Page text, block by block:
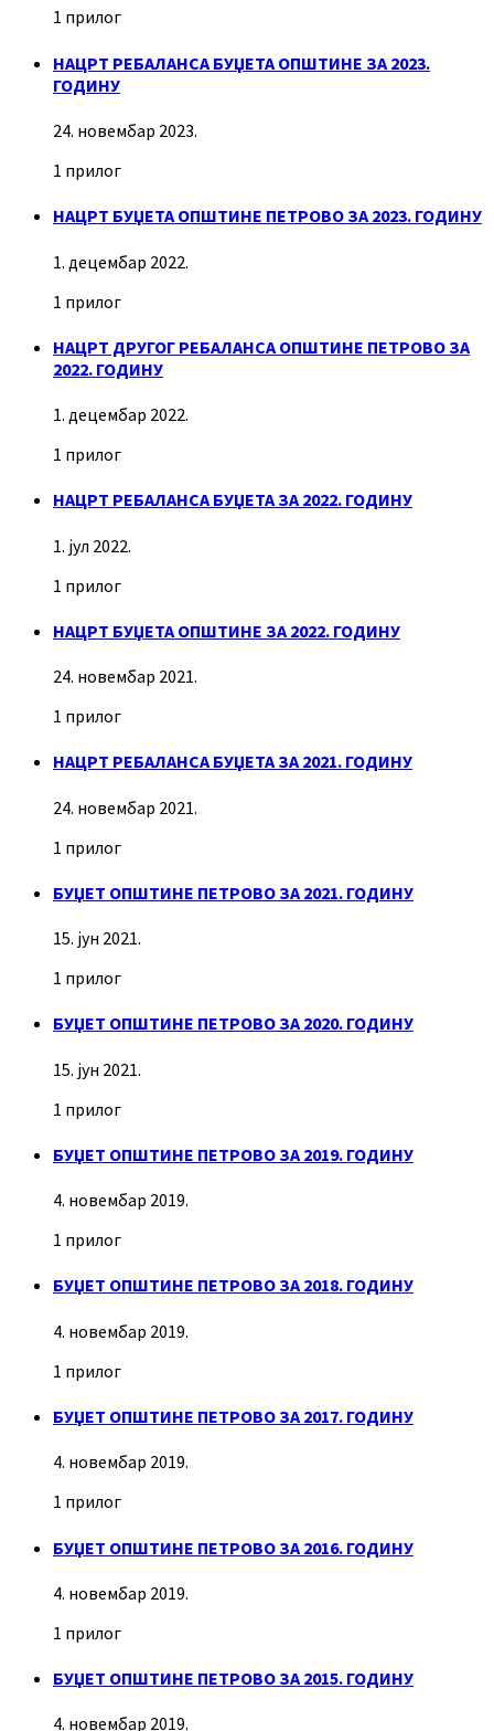
1 прилог
НАЦРТ РЕБАЛАНСА БУЏЕТА ОПШТИНЕ ЗА 2023.
ГОДИНУ
24. новембар 2023.
1 прилог
НАЦРТ БУЏЕТА ОПШТИНЕ ПЕТРОВО ЗА 2023. ГОДИНУ
1. децембар 2022.
1 прилог
НАЦРТ ДРУГОГ РЕБАЛАНСА ОПШТИНЕ ПЕТРОВО ЗА
2022. ГОДИНУ
1. децембар 2022.
1 прилог
НАЦРТ РЕБАЛАНСА БУЏЕТА ЗА 2022. ГОДИНУ
1. јул 2022.
1 прилог
НАЦРТ БУЏЕТА ОПШТИНЕ ЗА 2022. ГОДИНУ
24. новембар 2021.
1 прилог
НАЦРТ РЕБАЛАНСА БУЏЕТА ЗА 2021. ГОДИНУ
24. новембар 2021.
1 прилог
БУЏЕТ ОПШТИНЕ ПЕТРОВО ЗА 2021. ГОДИНУ
15. јун 2021.
1 прилог
БУЏЕТ ОПШТИНЕ ПЕТРОВО ЗА 2020. ГОДИНУ
15. јун 2021.
1 прилог
БУЏЕТ ОПШТИНЕ ПЕТРОВО ЗА 2019. ГОДИНУ
4. новембар 2019.
1 прилог
БУЏЕТ ОПШТИНЕ ПЕТРОВО ЗА 2018. ГОДИНУ
4. новембар 2019.
1 прилог
БУЏЕТ ОПШТИНЕ ПЕТРОВО ЗА 2017. ГОДИНУ
4. новембар 2019.
1 прилог
БУЏЕТ ОПШТИНЕ ПЕТРОВО ЗА 2016. ГОДИНУ
4. новембар 2019.
1 прилог
БУЏЕТ ОПШТИНЕ ПЕТРОВО ЗА 2015. ГОДИНУ
4. новембар 2019.